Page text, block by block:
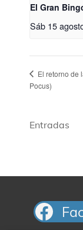
El Gran
Sáb 15
El retorno de
Pocus)​
Entradas